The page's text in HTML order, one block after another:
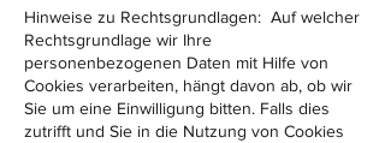
Hinweise zu Rechtsgrundlagen: Auf welcher
Rechtsgrundlage wir Ihre
personenbezogenen Daten mit Hilfe von
Cookies verarbeiten, hängt davon ab, ob wir
Sie um eine Einwilligung bitten. Falls dies
zutrifft und Sie in die Nutzung von Cookies